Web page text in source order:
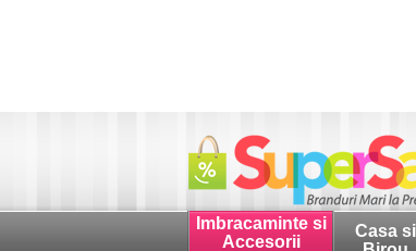
Imbracaminte si
Accesorii
Casa si